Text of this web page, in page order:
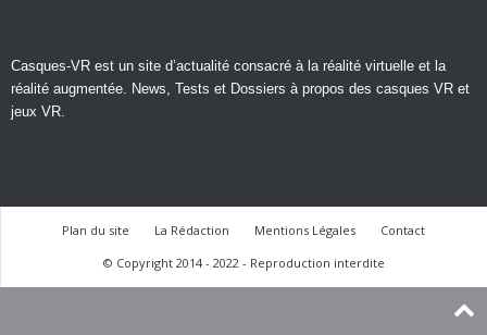
Casques-VR est un site d’actualité consacré à la réalité virtuelle et la
réalité augmentée. News, Tests et Dossiers à propos des casques VR et
jeux VR.
Plan du site La Rédaction Mentions Légales
Contact
© Copyright 2014 - 2022 - Reproduction interdite